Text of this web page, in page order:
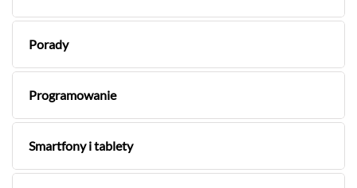
Porady
Programowanie
Smartfony i tablety